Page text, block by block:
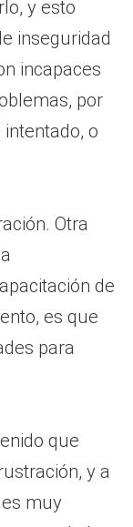
y esto
inseguridad
incapaces
por
o
Otra
de
es que
para
que
y a
muy